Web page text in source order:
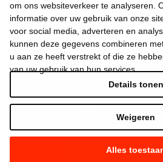
om ons websiteverkeer te analyseren.
informatie over uw gebruik van onze
voor social media, adverteren en
kunnen deze gegevens combineren
u aan ze heeft verstrekt of die ze
van uw gebruik van hun services.
Alles
Weigeren
Details tonen
Ik aanvaard de
gebruiksvoorwaarden